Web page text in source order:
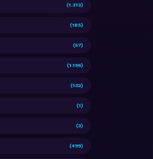
(1.313)
(185)
(57)
(1.196)
(132)
(1)
(3)
(499)